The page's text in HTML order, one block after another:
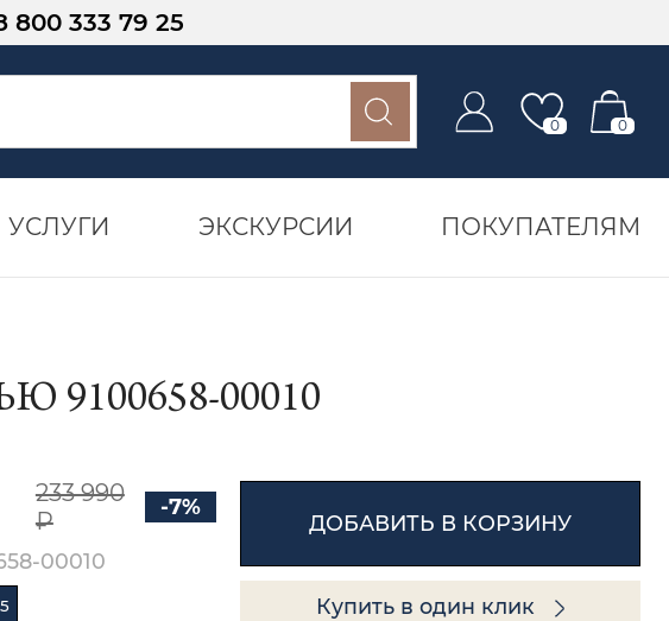
800 333 79 25
0 0
УСЛУГИ ЭКСКУРСИИ ПОКУПАТЕЛЯМ
00010
233 990
₽
-7%
00010
ДОБАВИТЬ В КОРЗИНУ
Купить в один клик